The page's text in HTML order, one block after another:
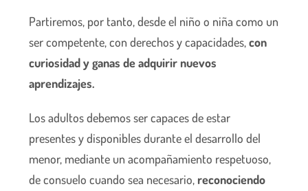
Partiremos, por tanto, desde el niño o niña como un
ser competente, con derechos y capacidades,con
curiosidad y ganas de adquirir nuevos
aprendizajes.
Los adultos debemos ser capaces de estar
presentes y disponibles durante el desarrollo del
menor, mediante un acompañamiento respetuoso,
de consuelo cuando sea necesario, reconociendo